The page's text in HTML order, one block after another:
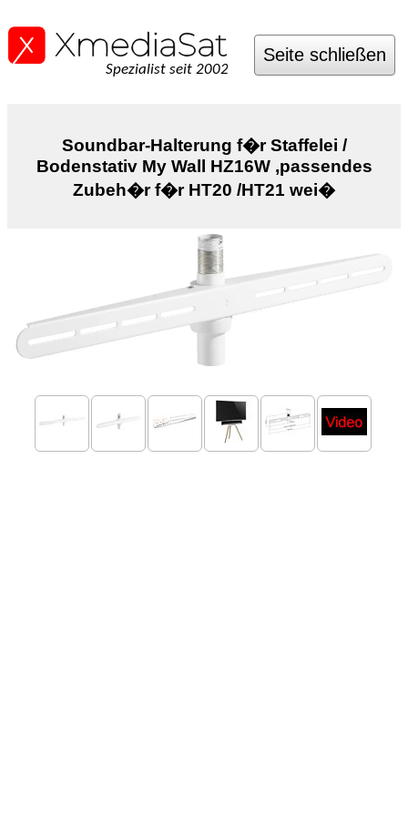
Spezialist seit 2002
Seite schließen
Soundbar-Halterung f�r Staffelei /
Bodenstativ My Wall HZ16W ,passendes
Zubeh�r f�r HT20 /HT21 wei�